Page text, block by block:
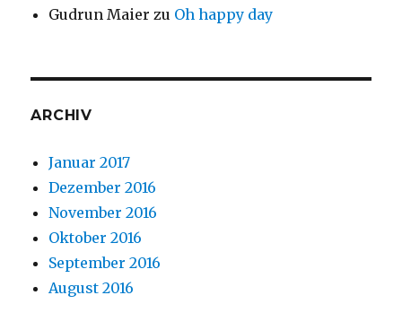
Gudrun Maier zu Oh happy day
ARCHIV
Januar 2017
Dezember 2016
November 2016
Oktober 2016
September 2016
August 2016